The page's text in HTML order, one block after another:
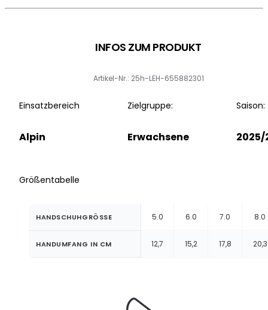
INFOS ZUM PRODUKT
Artikel-Nr.: 25h-LEH-655882301
Einsatzbereich
Alpin
Zielgruppe:
Erwachsene
Saison:
2025/
Größentabelle
HANDSCHUHGRÖSSE 5.0 6.0 7.0 8.0
HANDUMFANG IN CM 12,7 15,2 17,8 20,3